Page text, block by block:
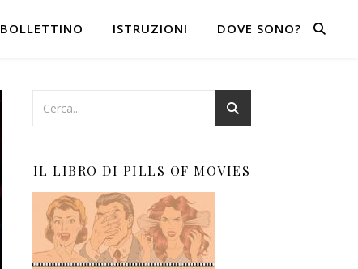
BOLLETTINO ISTRUZIONI DOVE SONO?
IL LIBRO DI PILLS OF MOVIES